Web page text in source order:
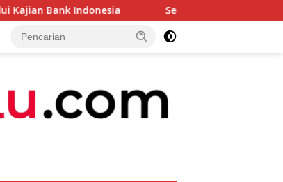
Indonesia Sekda Apresiasi Inspektorat Provinsi